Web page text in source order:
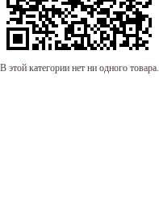
В этой категории нет ни одного товара.